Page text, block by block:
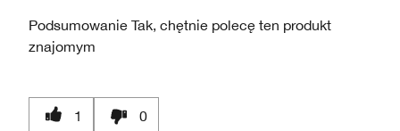
Podsumowanie Tak, chętnie polecę ten produkt
znajomym
1 0